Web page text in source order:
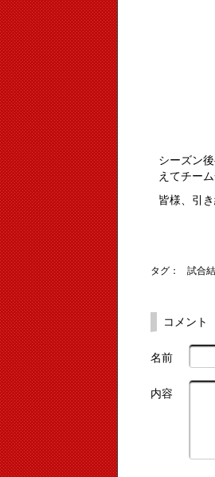
シーズン
えてチー
皆様、引
タグ： 試合
コメント
名前
内容